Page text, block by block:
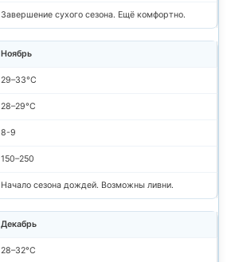
Завершение сухого сезона. Ещё комфортно.
Ноябрь
29–33°C
28–29°C
8-9
150–250
Начало сезона дождей. Возможны ливни.
Декабрь
28–32°C